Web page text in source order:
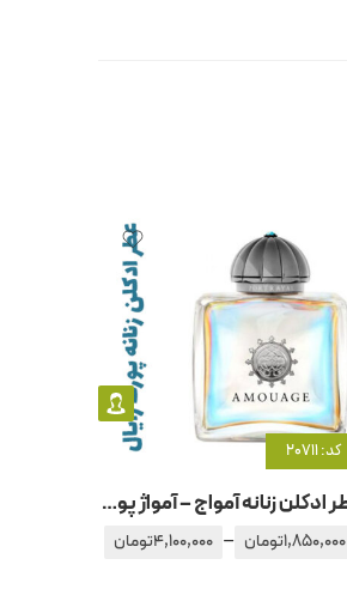
کد: 20711
عطر ادکلن زنانه آمواج – آمواژ پورترایال زنانه
1,850,000تومان –
4,100,000تومان